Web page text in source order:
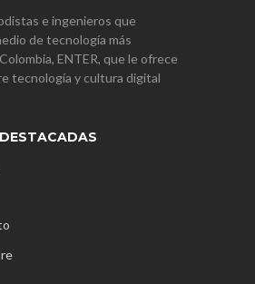
e ingenieros que
de tecnología más
ENTER, que le ofrece
tecnología y cultura digital